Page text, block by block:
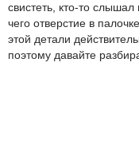
свистеть, кто-то
чего отверстие в
этой детали
поэтому давайте